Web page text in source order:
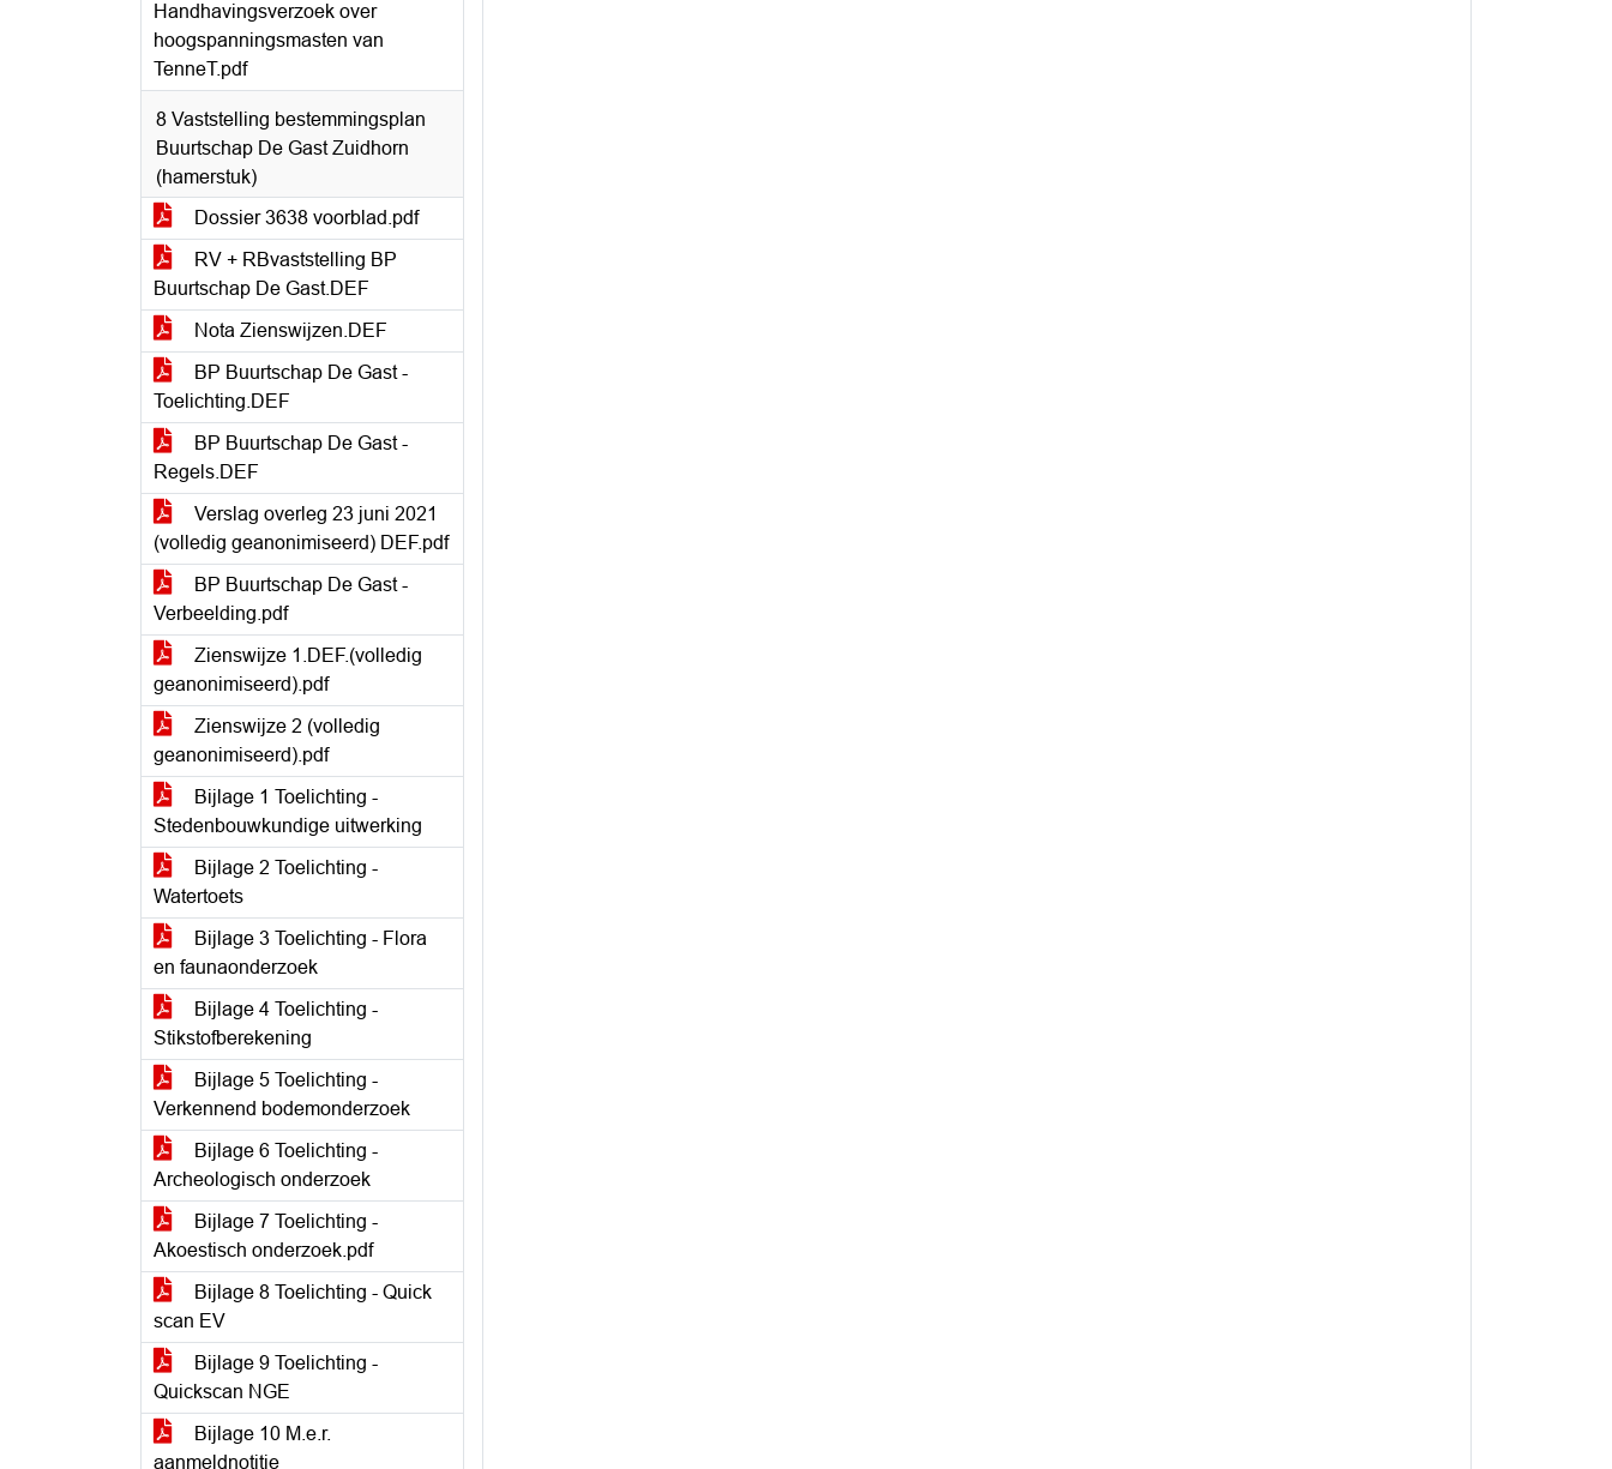
Handhavingsverzoek over
hoogspanningsmasten van
TenneT.pdf
8 Vaststelling bestemmingsplan
Buurtschap De Gast Zuidhorn
(hamerstuk)
Dossier 3638 voorblad.pdf
RV + RBvaststelling BP
Buurtschap De Gast.DEF
Nota Zienswijzen.DEF
BP Buurtschap De Gast -
Toelichting.DEF
BP Buurtschap De Gast -
Regels.DEF
Verslag overleg 23 juni 2021
(volledig geanonimiseerd) DEF.pdf
BP Buurtschap De Gast -
Verbeelding.pdf
Zienswijze 1.DEF.(volledig
geanonimiseerd).pdf
Zienswijze 2 (volledig
geanonimiseerd).pdf
Bijlage 1 Toelichting -
Stedenbouwkundige uitwerking
Bijlage 2 Toelichting -
Watertoets
Bijlage 3 Toelichting - Flora
en faunaonderzoek
Bijlage 4 Toelichting -
Stikstofberekening
Bijlage 5 Toelichting -
Verkennend bodemonderzoek
Bijlage 6 Toelichting -
Archeologisch onderzoek
Bijlage 7 Toelichting -
Akoestisch onderzoek.pdf
Bijlage 8 Toelichting - Quick
scan EV
Bijlage 9 Toelichting -
Quickscan NGE
Bijlage 10 M.e.r.
aanmeldnotitie